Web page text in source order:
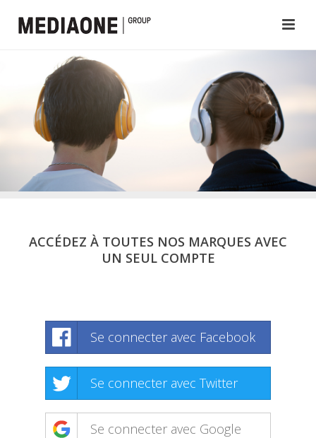
ACCÉDEZ À TOUTES NOS MARQUES AVEC
UN SEUL COMPTE
Se connecter avec Facebook
Se connecter avec Twitter
Se connecter avec Google